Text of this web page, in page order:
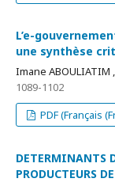
L’e-
une synthèse
Imane ABOULIATIM
1089-1102
PDF (Français
DETERMINANTS
PRODUCTEURS